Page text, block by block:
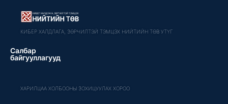
КИБЕР ХАЛДЛАГА, ЗӨРЧИЛТЭЙ ТЭМЦЭХ НИЙТИЙН ТӨВ УТҮГ
Салбар
байгууллагууд
ХАРИЛЦАА ХОЛБООНЫ ЗОХИЦУУЛАХ ХОРОО